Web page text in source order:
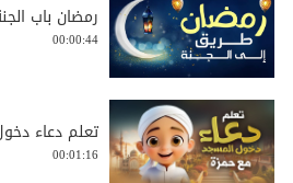
رمضان باب
00:00:44
تعلم دعاء
00:01:16